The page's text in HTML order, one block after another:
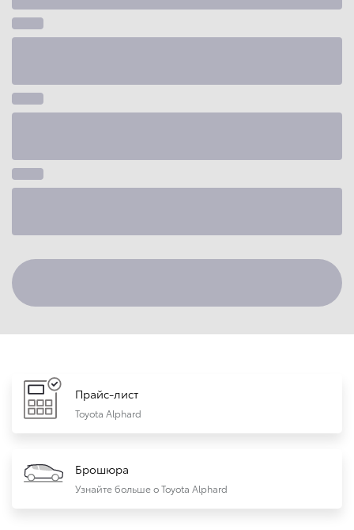
Прайс-лист
Toyota Alphard
Брошюра
Узнайте больше о Toyota Alphard